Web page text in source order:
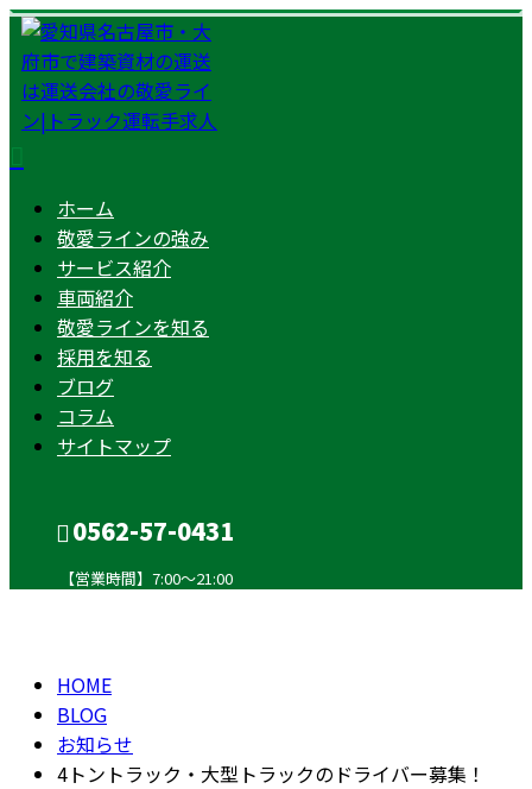
ホーム
敬愛ラインの強み
サービス紹介
車両紹介
敬愛ラインを知る
採用を知る
ブログ
コラム
サイトマップ
0562-57-0431
【営業時間】7:00～21:00
HOME
BLOG
お知らせ
4トントラック・大型トラックのドライバー募集！